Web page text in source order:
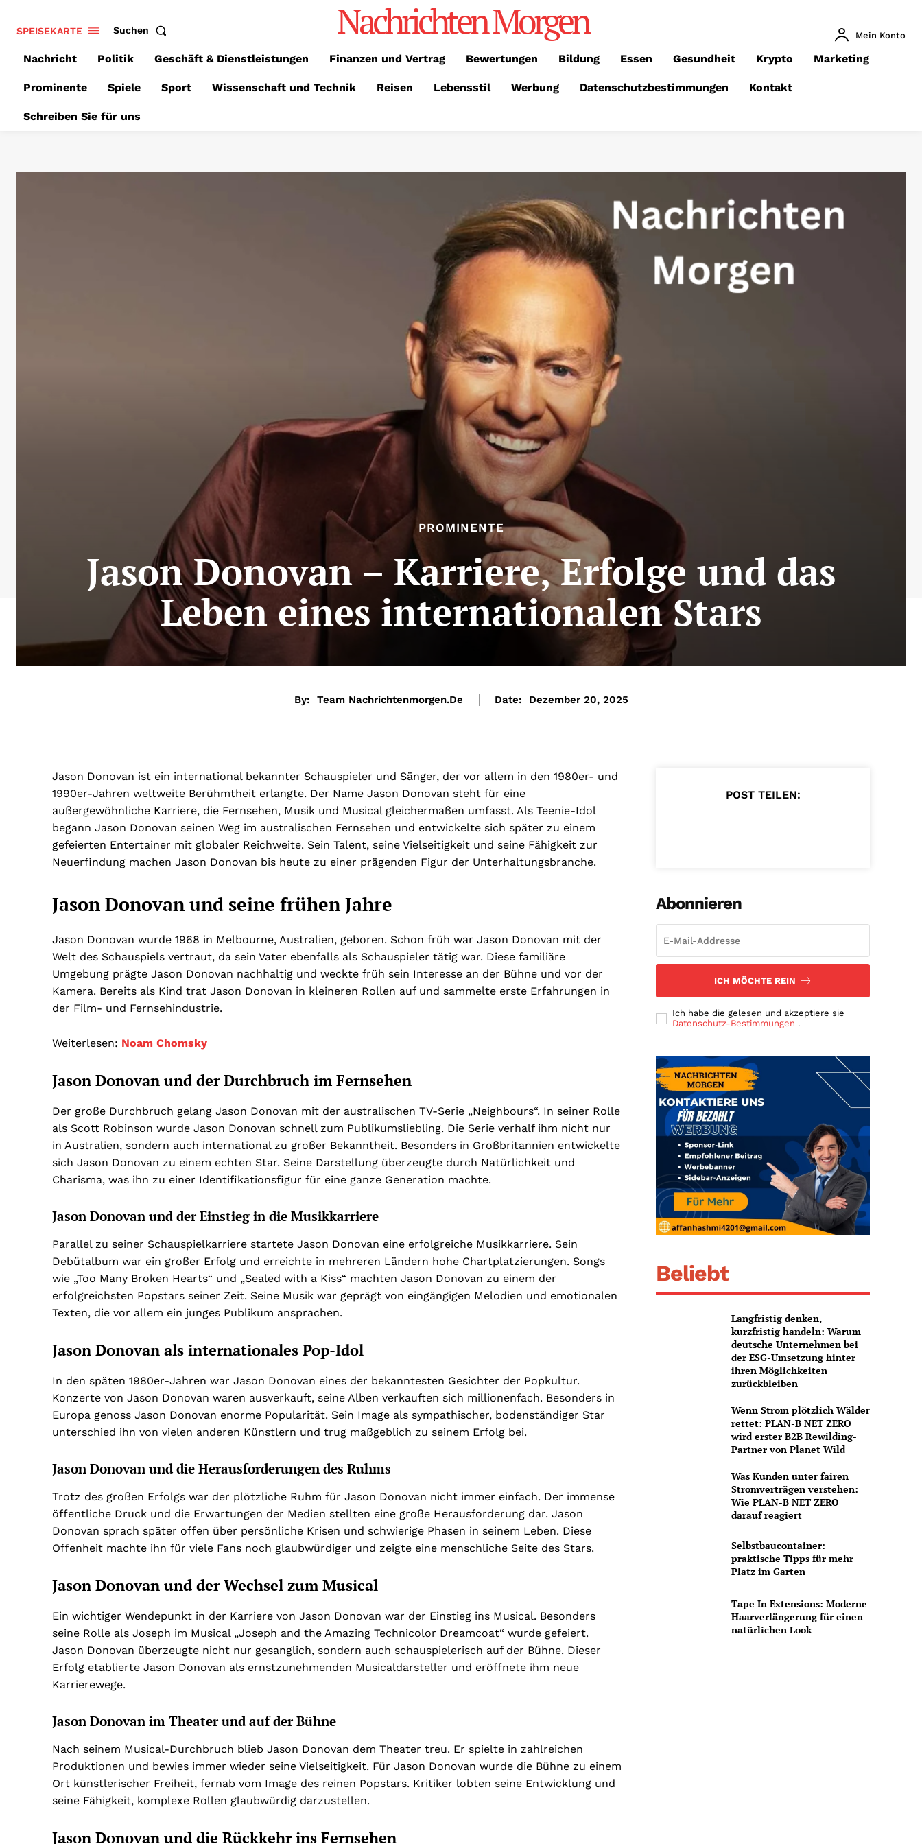
SPEISEKARTE Suchen Nachrichten Morgen Mein Konto
Nachricht Politik Geschäft & Dienstleistungen Finanzen und Vertrag Bewertungen Bildung Essen Gesundheit Krypto Marketing
Prominente Spiele Sport Wissenschaft und Technik Reisen Lebensstil Werbung Datenschutzbestimmungen Kontakt
Schreiben Sie für uns
PROMINENTE
Jason Donovan – Karriere, Erfolge und das
Leben eines internationalen Stars
By: Team Nachrichtenmorgen.de Date: Dezember 20, 2025
Jason Donovan ist ein international bekannter Schauspieler und Sänger, der vor allem in den 1980er- und
1990er-Jahren weltweite Berühmtheit erlangte. Der Name Jason Donovan steht für eine
außergewöhnliche Karriere, die Fernsehen, Musik und Musical gleichermaßen umfasst. Als Teenie-Idol
begann Jason Donovan seinen Weg im australischen Fernsehen und entwickelte sich später zu einem
gefeierten Entertainer mit globaler Reichweite. Sein Talent, seine Vielseitigkeit und seine Fähigkeit zur
Neuerfindung machen Jason Donovan bis heute zu einer prägenden Figur der Unterhaltungsbranche.
Jason Donovan und seine frühen Jahre
Jason Donovan wurde 1968 in Melbourne, Australien, geboren. Schon früh war Jason Donovan mit der
Welt des Schauspiels vertraut, da sein Vater ebenfalls als Schauspieler tätig war. Diese familiäre
Umgebung prägte Jason Donovan nachhaltig und weckte früh sein Interesse an der Bühne und vor der
Kamera. Bereits als Kind trat Jason Donovan in kleineren Rollen auf und sammelte erste Erfahrungen in
der Film- und Fernsehindustrie.
Weiterlesen: Noam Chomsky
Jason Donovan und der Durchbruch im Fernsehen
Der große Durchbruch gelang Jason Donovan mit der australischen TV-Serie „Neighbours“. In seiner Rolle
als Scott Robinson wurde Jason Donovan schnell zum Publikumsliebling. Die Serie verhalf ihm nicht nur
in Australien, sondern auch international zu großer Bekanntheit. Besonders in Großbritannien entwickelte
sich Jason Donovan zu einem echten Star. Seine Darstellung überzeugte durch Natürlichkeit und
Charisma, was ihn zu einer Identifikationsfigur für eine ganze Generation machte.
Jason Donovan und der Einstieg in die Musikkarriere
Parallel zu seiner Schauspielkarriere startete Jason Donovan eine erfolgreiche Musikkarriere. Sein
Debütalbum war ein großer Erfolg und erreichte in mehreren Ländern hohe Chartplatzierungen. Songs
wie „Too Many Broken Hearts“ und „Sealed with a Kiss“ machten Jason Donovan zu einem der
erfolgreichsten Popstars seiner Zeit. Seine Musik war geprägt von eingängigen Melodien und emotionalen
Texten, die vor allem ein junges Publikum ansprachen.
Jason Donovan als internationales Pop-Idol
In den späten 1980er-Jahren war Jason Donovan eines der bekanntesten Gesichter der Popkultur.
Konzerte von Jason Donovan waren ausverkauft, seine Alben verkauften sich millionenfach. Besonders in
Europa genoss Jason Donovan enorme Popularität. Sein Image als sympathischer, bodenständiger Star
unterschied ihn von vielen anderen Künstlern und trug maßgeblich zu seinem Erfolg bei.
Jason Donovan und die Herausforderungen des Ruhms
Trotz des großen Erfolgs war der plötzliche Ruhm für Jason Donovan nicht immer einfach. Der immense
öffentliche Druck und die Erwartungen der Medien stellten eine große Herausforderung dar. Jason
Donovan sprach später offen über persönliche Krisen und schwierige Phasen in seinem Leben. Diese
Offenheit machte ihn für viele Fans noch glaubwürdiger und zeigte eine menschliche Seite des Stars.
Jason Donovan und der Wechsel zum Musical
Ein wichtiger Wendepunkt in der Karriere von Jason Donovan war der Einstieg ins Musical. Besonders
seine Rolle als Joseph im Musical „Joseph and the Amazing Technicolor Dreamcoat“ wurde gefeiert.
Jason Donovan überzeugte nicht nur gesanglich, sondern auch schauspielerisch auf der Bühne. Dieser
Erfolg etablierte Jason Donovan als ernstzunehmenden Musicaldarsteller und eröffnete ihm neue
Karrierewege.
Jason Donovan im Theater und auf der Bühne
Nach seinem Musical-Durchbruch blieb Jason Donovan dem Theater treu. Er spielte in zahlreichen
Produktionen und bewies immer wieder seine Vielseitigkeit. Für Jason Donovan wurde die Bühne zu einem
Ort künstlerischer Freiheit, fernab vom Image des reinen Popstars. Kritiker lobten seine Entwicklung und
seine Fähigkeit, komplexe Rollen glaubwürdig darzustellen.
Jason Donovan und die Rückkehr ins Fernsehen
POST TEILEN:
Abonnieren
ICH MÖCHTE REIN
Ich habe die gelesen und akzeptiere sie
Datenschutz-Bestimmungen .
Beliebt
Langfristig denken,
kurzfristig handeln: Warum
deutsche Unternehmen bei
der ESG-Umsetzung hinter
ihren Möglichkeiten
zurückbleiben
Wenn Strom plötzlich Wälder
rettet: PLAN-B NET ZERO
wird erster B2B Rewilding-
Partner von Planet Wild
Was Kunden unter fairen
Stromverträgen verstehen:
Wie PLAN-B NET ZERO
darauf reagiert
Selbstbaucontainer:
praktische Tipps für mehr
Platz im Garten
Tape In Extensions: Moderne
Haarverlängerung für einen
natürlichen Look